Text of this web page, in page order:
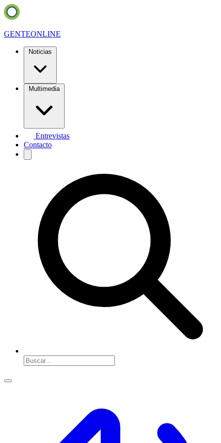
GENTEONLINE
Noticias
Multimedia
Entrevistas
Contacto